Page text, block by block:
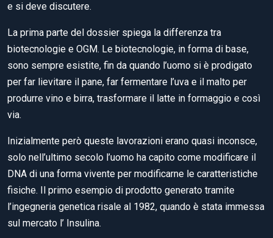
e si deve discutere.
La prima parte del dossier spiega la differenza tra
biotecnologie e OGM. Le biotecnologie, in forma di base,
sono sempre esistite, fin da quando l’uomo si è prodigato
per far lievitare il pane, far fermentare l’uva e il malto per
produrre vino e birra, trasformare il latte in formaggio e così
via.
Inizialmente però queste lavorazioni erano quasi inconsce,
solo nell’ultimo secolo l’uomo ha capito come modificare il
DNA di una forma vivente per modificarne le caratteristiche
fisiche. Il primo esempio di prodotto generato tramite
l’ingegneria genetica risale al 1982, quando è stata immessa
sul mercato l’ Insulina.